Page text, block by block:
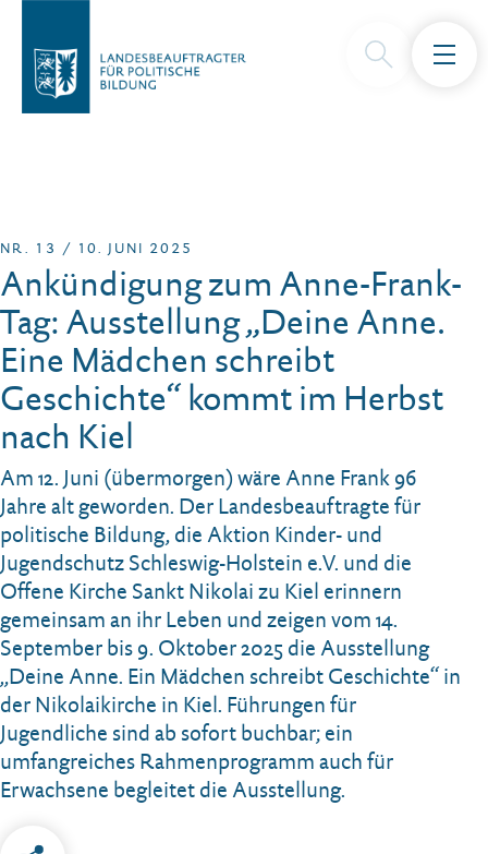
NR. 13 / 10. JUNI 2025
Ankündigung zum Anne-Frank-
Tag: Ausstellung „Deine Anne.
Eine Mädchen schreibt
Geschichte“ kommt im Herbst
nach Kiel
Am 12. Juni (übermorgen) wäre Anne Frank 96
Jahre alt geworden. Der Landesbeauftragte für
politische Bildung, die Aktion Kinder- und
Jugendschutz Schleswig-Holstein e.V. und die
Offene Kirche Sankt Nikolai zu Kiel erinnern
gemeinsam an ihr Leben und zeigen vom 14.
September bis 9. Oktober 2025 die Ausstellung
„Deine Anne. Ein Mädchen schreibt Geschichte“ in
der Nikolaikirche in Kiel. Führungen für
Jugendliche sind ab sofort buchbar; ein
umfangreiches Rahmenprogramm auch für
Erwachsene begleitet die Ausstellung.